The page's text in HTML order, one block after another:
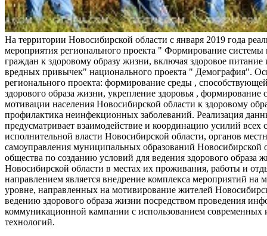
На территории Новосибирской области с января 2019 года
мероприятия регионального проекта " Формирование
граждан к здоровому образу жизни, включая здоровое питание
вредных привычек" национального проекта " Демография".
регионального проекта: формирование среды ,
здорового образа жизни, укрепление здоровья , формирование
мотивации населения Новосибирской области к здоровому
профилактика неинфекционных заболеваний. Реализация
предусматривает взаимодействие и координацию усилий всех
исполнительной власти Новосибирской области, органов
самоуправления муниципальных образований Новосибирской
общества по созданию условий для ведения здорового образа
Новосибирской области в местах их проживания, работы и
направлением является внедрение комплекса мероприятий на
уровне, направленных на мотивирование жителей
ведению здорового образа жизни посредством проведения
коммуникационной кампании с использованием
технологий.